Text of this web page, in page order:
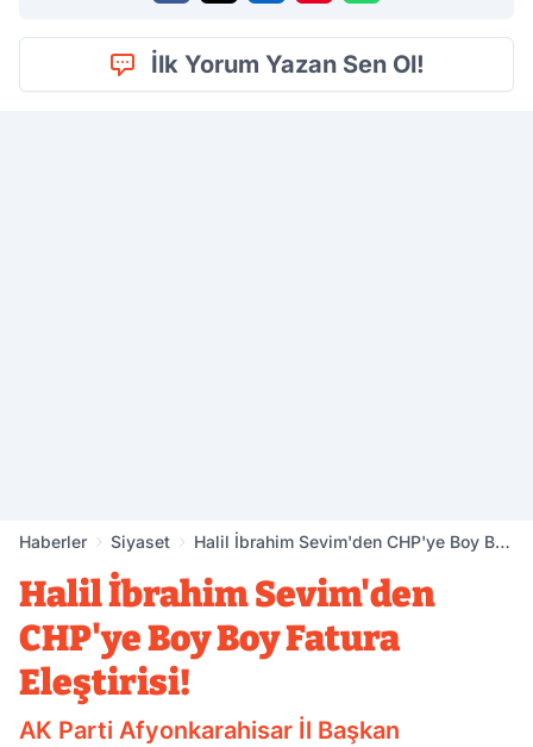
İlk Yorum Yazan Sen Ol!
Haberler Siyaset
Halil İbrahim Sevim'den CHP'ye Boy Boy
Halil İbrahim Sevim'den
CHP'ye Boy Boy Fatura
Eleştirisi!
AK Parti Afyonkarahisar İl Başkan